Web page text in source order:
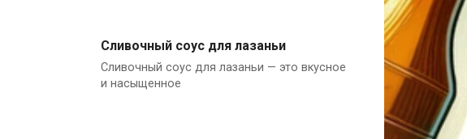
Италия
Сливочный соус для лазаньи
Сливочный соус для лазаньи — это вкусное
и насыщенное